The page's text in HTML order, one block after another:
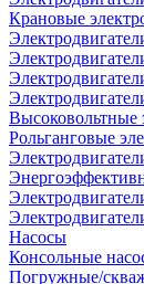
Крановые
Высоковольтные
Рольганговые
Насосы
Консольные
Погружные/